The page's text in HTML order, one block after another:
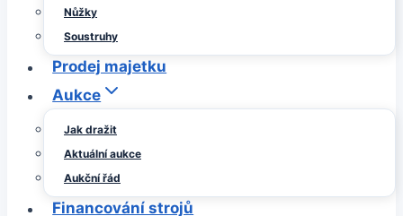
Nůžky
Soustruhy
Prodej majetku
Aukce
Jak dražit
Aktuální aukce
Aukční řád
Financování strojů